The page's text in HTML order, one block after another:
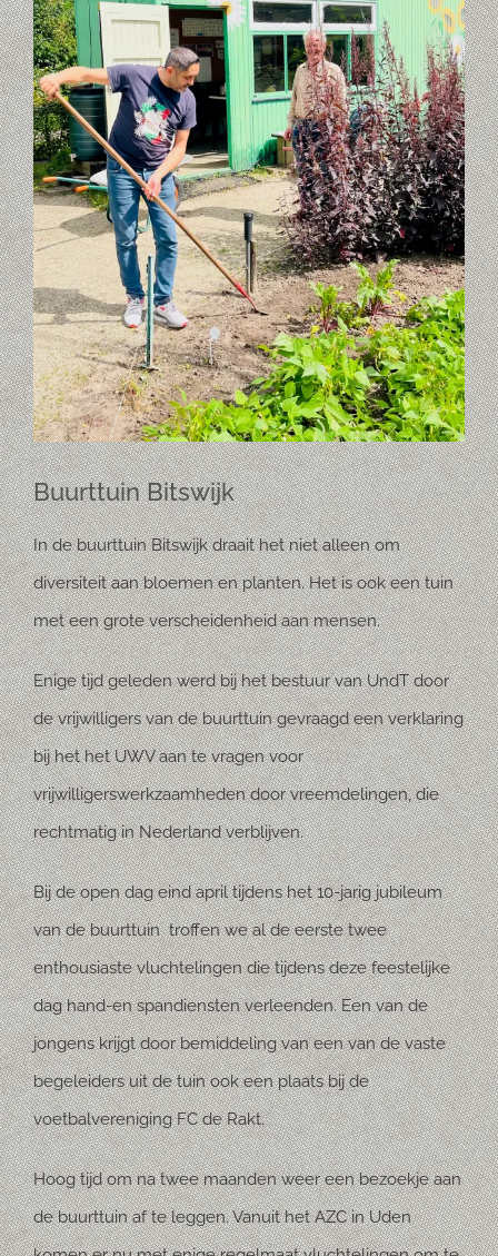
Buurttuin Bitswijk
In de buurttuin Bitswijk draait het niet alleen om
diversiteit aan bloemen en planten. Het is ook een tuin
met een grote verscheidenheid aan mensen.
Enige tijd geleden werd bij het bestuur van UndT door
de vrijwilligers van de buurttuin gevraagd een verklaring
bij het het UWV aan te vragen voor
vrijwilligerswerkzaamheden door vreemdelingen, die
rechtmatig in Nederland verblijven.
Bij de open dag eind april tijdens het 10-jarig jubileum
van de buurttuin troffen we al de eerste twee
enthousiaste vluchtelingen die tijdens deze feestelijke
dag hand-en spandiensten verleenden. Een van de
jongens krijgt door bemiddeling van een van de vaste
begeleiders uit de tuin ook een plaats bij de
voetbalvereniging FC de Rakt.
Hoog tijd om na twee maanden weer een bezoekje aan
de buurttuin af te leggen. Vanuit het AZC in Uden